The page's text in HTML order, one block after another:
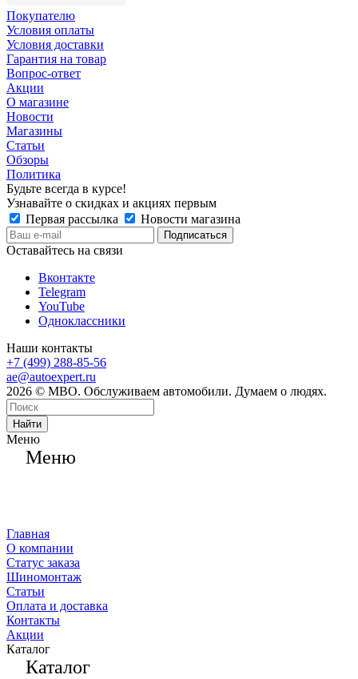
Покупателю
Условия оплаты
Условия доставки
Гарантия на товар
Вопрос-ответ
Акции
О магазине
Новости
Магазины
Статьи
Обзоры
Политика
Будьте всегда в курсе!
Узнавайте о скидках и акциях первым
Первая рассылка
Новости магазина
Оставайтесь на связи
Вконтакте
Telegram
YouTube
Одноклассники
Наши контакты
+7 (499) 288-85-56
ae@autoexpert.ru
2026 © МВО. Обслуживаем автомобили. Думаем о людях.
Найти
Меню
Меню
Главная
О компании
Статус заказа
Шиномонтаж
Статьи
Оплата и доставка
Контакты
Акции
Каталог
Каталог